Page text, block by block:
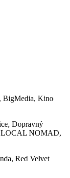
BigMedia, Kino
Dopravný
LOCAL NOMAD,
Red Velvet